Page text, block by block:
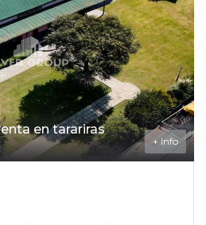
en tarariras
+ Info